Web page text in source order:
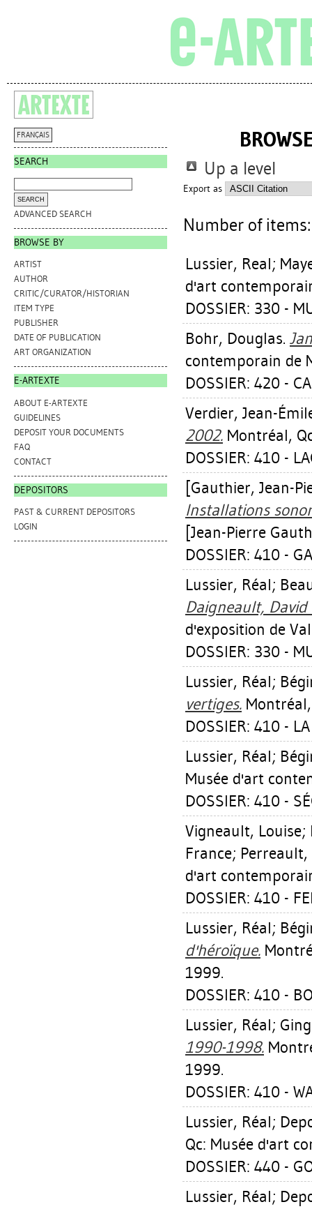
FRANÇAIS
SEARCH
ADVANCED SEARCH
BROWSE BY
ARTIST
AUTHOR
CRITIC/CURATOR/HISTORIAN
ITEM TYPE
PUBLISHER
DATE OF PUBLICATION
ART ORGANIZATION
E-ARTEXTE
ABOUT E-ARTEXTE
GUIDELINES
DEPOSIT YOUR DOCUMENTS
FAQ
CONTACT
DEPOSITORS
PAST & CURRENT DEPOSITORS
LOGIN
Up a level
Export as
Number of
Lussier, Real;
d'art
DOSSIER: 330 -
Bohr, Douglas.
contemporain de
DOSSIER: 420 -
Verdier, Jean-
2002. Montréal,
DOSSIER: 410 -
[Gauthier, Jean-
Installations
[Jean-Pierre
DOSSIER: 410 -
Lussier, Réal;
Daigneault,
d'exposition de
DOSSIER: 330 -
Lussier, Réal;
vertiges.
DOSSIER: 410 -
Lussier, Réal;
Musée d'art
DOSSIER: 410 -
Vigneault, Louise;
France;
d'art
DOSSIER: 410 -
Lussier, Réal;
d'héroïque.
1999.
DOSSIER: 410 -
Lussier, Réal;
1990-1998.
1999.
DOSSIER: 410 -
Lussier, Réal;
Qc: Musée d'art
DOSSIER: 440 -
Lussier, Réal;